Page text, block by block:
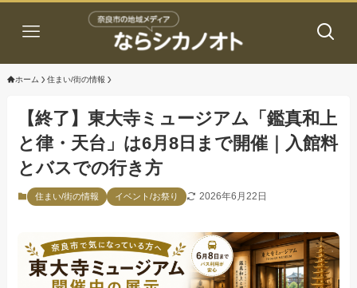
ホーム 住まい/街の情報
【終了】東大寺ミュージアム「鑑真和上
と律・天台」は6月8日まで開催｜入館料
とバスでの行き方
住まい/街の情報 イベント/お祭り 2026年6月22日